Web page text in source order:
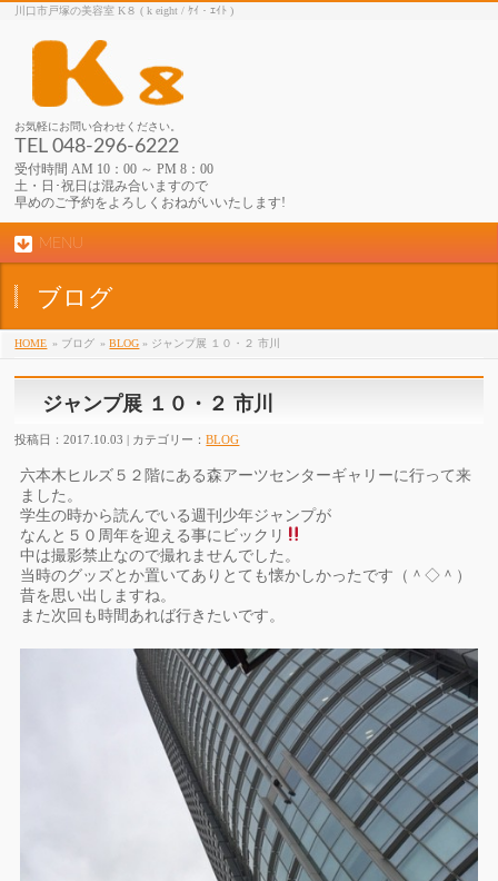
川口市戸塚の美容室 K８ ( k eight / ｹｲ・ｴｲﾄ )
お気軽にお問い合わせください。
TEL 048-296-6222
受付時間 AM 10：00 ～ PM 8：00
土・日･祝日は混み合いますので
早めのご予約をよろしくおねがいいたします!
MENU
ブログ
HOME » ブログ »BLOG » ジャンプ展 １０・２ 市川
ジャンプ展 １０・２ 市川
投稿日：2017.10.03 | カテゴリー：BLOG
六本木ヒルズ５２階にある森アーツセンターギャリーに行って来
ま した。
学生の時から読んでいる週刊少年ジャンプが
なんと５０周年を迎える事にビックリ
中は撮影禁止なので撮れませんでした。
当時のグッズとか置いてありとても懐かしかったです（＾◇＾）
昔を思い出しますね。
また次回も時間あれば行きたいです。